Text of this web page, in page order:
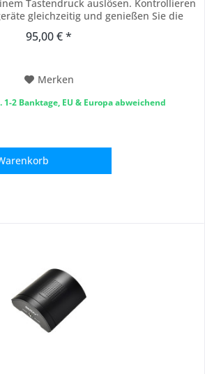
Tastendruck auslösen. Kontrollieren
gleichzeitig und genießen Sie die
, um Ihre fotografischen Fähigkeiten
95,00 € *
Merken
1-2 Banktage, EU & Europa abweichend